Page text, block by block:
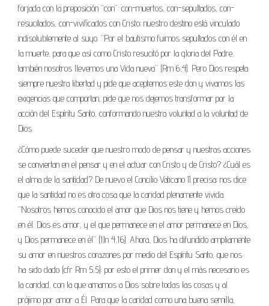
forjada con la preposición “con”: con-muertos, con-sepultados, con-
resucitados, con-vivificados con Cristo; nuestro destino está vinculado
indisolublemente al suyo. “Por el bautismo fuimos sepultados con él en
la muerte, para que así como Cristo resucitó por la gloria del Padre,
también nosotros llevemos una Vida nueva” (Rm 6,4). Pero Dios respeta
siempre nuestra libertad y pide que aceptemos este don y vivamos las
exigencias que comportan, pide que nos dejemos transformar por la
acción del Espíritu Santo, conformando nuestra voluntad a la voluntad de
Dios.
¿Cómo puede suceder que nuestro modo de pensar y nuestras acciones
se conviertan en el pensar y en el actuar con Cristo y de Cristo? ¿Cuál es
el alma de la santidad? De nuevo el Concilio Vaticano II precisa; nos dice
que la santidad no es otra cosa que la caridad plenamente vivida.
“Nosotros hemos conocido el amor que Dios nos tiene y hemos creído
en él. Dios es amor, y el que permanece en el amor permanece en Dios,
y Dios permanece en él” (1Jn 4,16). Ahora, Dios ha difundido ampliamente
su amor en nuestros corazones por medio del Espíritu Santo, que nos
ha sido dado (cfr Rm 5,5); por esto el primer don y el más necesario es
la caridad, con la que amamos a Dios sobre todas las cosas y al
prójimo por amor a Él. Para que la caridad como una buena semilla,